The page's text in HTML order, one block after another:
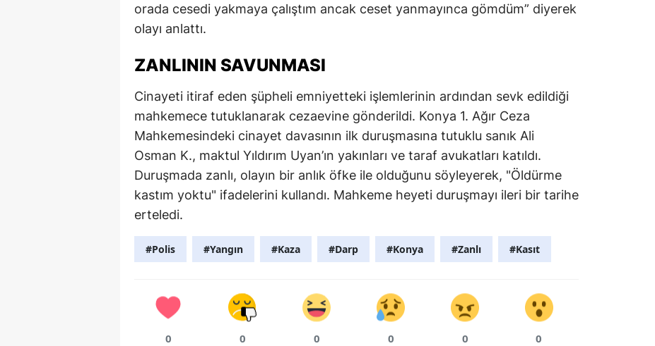
orada cesedi yakmaya çalıştım ancak ceset yanmayınca gömdüm” diyerek
olayı anlattı.
ZANLININ SAVUNMASI
Cinayeti itiraf eden şüpheli emniyetteki işlemlerinin ardından sevk edildiği
mahkemece tutuklanarak cezaevine gönderildi. Konya 1. Ağır Ceza
Mahkemesindeki cinayet davasının ilk duruşmasına tutuklu sanık Ali
Osman K., maktul Yıldırım Uyan’ın yakınları ve taraf avukatları katıldı.
Duruşmada zanlı, olayın bir anlık öfke ile olduğunu söyleyerek, "Öldürme
kastım yoktu" ifadelerini kullandı. Mahkeme heyeti duruşmayı ileri bir tarihe
erteledi.
#Polis #Yangın #Kaza #Darp #Konya #Zanlı #Kasıt
0 0 0 0 0 0